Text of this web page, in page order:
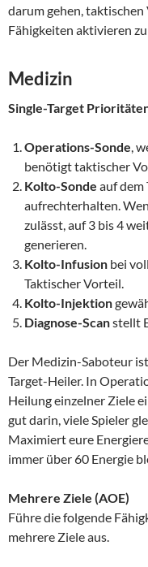
darum gehen,
Fähigkeiten aktivieren
Medizin
Single-Target
Operations-Sonde,
benötigt taktischer
Kolto-Sonde auf dem
aufrechterhalten.
zulässt, auf 3 bis 4
generieren.
Kolto-Infusion bei
Taktischer Vorteil.
Kolto-Injektion
Diagnose-Scanstellt
Der Medizin-Saboteur
Target-Heiler. In
Heilung einzelner Ziele
gut darin, viele Spieler
Maximiert eure
immer über 60 Energie
Mehrere Ziele (AOE)
Führe die folgende
mehrere Ziele aus.